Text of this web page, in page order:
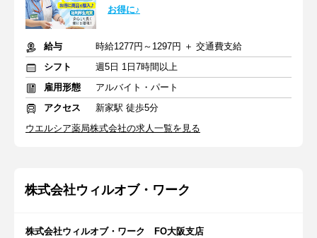
お得に♪
給与
時給1277円～1297円 ＋ 交通費支給
シフト
週5日 1日7時間以上
雇用形態
アルバイト・パート
アクセス
新家駅 徒歩5分
ウエルシア薬局株式会社の求人一覧を見る
株式会社ウィルオブ・ワーク
株式会社ウィルオブ・ワーク FO大阪支店